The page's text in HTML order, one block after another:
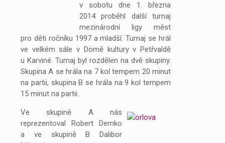
v sobotu dne 1. března
2014 proběhl další turnaj
mezinárodní ligy měst
pro děti ročníku 1997 a mladší. Turnaj se hrál
ve velkém sále v Domě kultury v Petřvaldě
u Karviné. Turnaj byl rozdělen na dvě skupiny.
Skupina A se hrála na 7 kol tempem 20 minut
na partii, skupina B se hrála na 9 kol tempem
15 minut na partii.
Ve skupině A nás
reprezentoval Robert Demko
a ve skupině B Dalibor